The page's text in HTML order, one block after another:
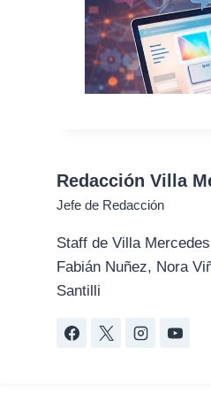
Redacción Villa
Jefe de Redacción
Staff de Villa
Fabián Nuñez, Nora
Santilli